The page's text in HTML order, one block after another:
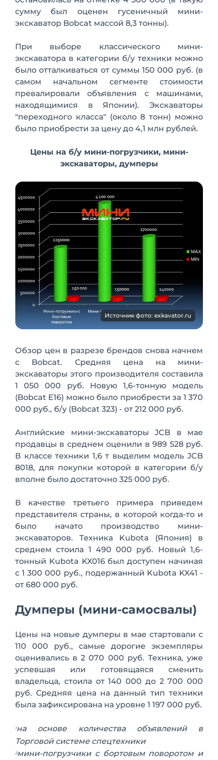
сумму был оценен гусеничный мини-
экскаватор Bobcat массой 8,3 тонны).
При выборе классического мини-
экскаватора в категории б/у техники можно
было отталкиваться от суммы 150 000 руб. (в
самом начальном сегменте стоимости
превалировали объявления с машинами,
находящимися в Японии). Экскаваторы
"переходного класса" (около 8 тонн) можно
было приобрести за цену до 4,1 млн рублей.
Цены на б/у мини-погрузчики, мини-
экскаваторы, думперы
Источник фото: exkavator.ru
Обзор цен в разрезе брендов снова начнем
с Bobcat. Средняя цена на мини-
экскаваторы этого производителя составила
1 050 000 руб. Новую 1,6-тонную модель
(Bobcat E16) можно было приобрести за 1 370
000 руб., б/у (Bobcat 323) - от 212 000 руб.
Английские мини-экскаваторы JCB в мае
продавцы в среднем оценили в 989 528 руб.
В классе техники 1,6 т выделим модель JCB
8018, для покупки которой в категории б/у
вполне было достаточно 325 000 руб.
В качестве третьего примера приведем
представителя страны, в которой когда-то и
было начато производство мини-
экскаваторов. Техника Kubota (Япония) в
среднем стоила 1 490 000 руб. Новый 1,6-
тонный Kubota KX016 был доступен начиная
с 1 300 000 руб., подержанный Kubota KX41 -
от 680 000 руб.
Думперы (мини-самосвалы)
Цены на новые думперы в мае стартовали с
110 000 руб., самые дорогие экземпляры
оценивались в 2 070 000 руб. Техника, уже
успевшая или готовящаяся сменить
владельца, стоила от 140 000 до 2 700 000
руб. Средняя цена на данный тип техники
была зафиксирована на уровне 1 197 000 руб.
1на основе количества объявлений в
Торговой системе спецтехники
2мини-погрузчики с бортовым поворотом и